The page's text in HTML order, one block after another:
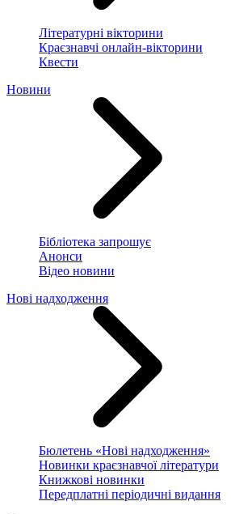
Літературні вікторини
Краєзнавчі онлайн-вікторини
Квести
Новини
Бібліотека запрошує
Анонси
Відео новини
Нові надходження
Бюлетень «Нові надходження»
Новинки краєзнавчої літератури
Книжкові новинки
Передплатні періодичні видання